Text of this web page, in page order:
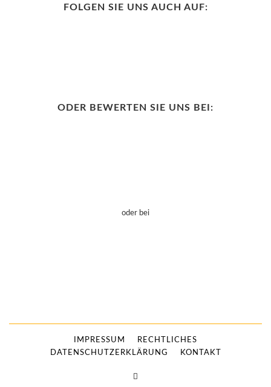
FOLGEN SIE UNS AUCH AUF:
ODER BEWERTEN SIE UNS BEI:
oder bei
IMPRESSUM
RECHTLICHES
DATENSCHUTZERKLÄRUNG
KONTAKT